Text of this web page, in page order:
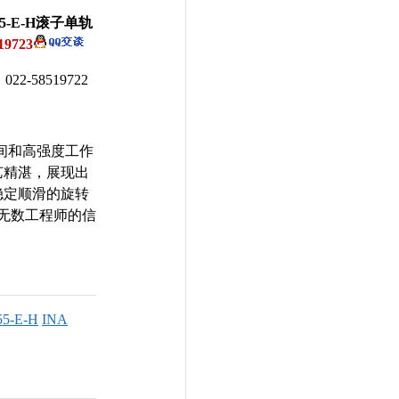
E-H滚子单轨
58519722
和高强度工作
湛，展现出
顺滑的旋转
数工程师的信
E-H INA